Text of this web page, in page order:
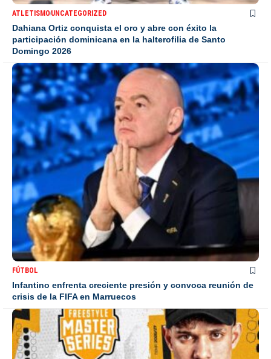
ATLETISMOUNCATEGORIZED
Dahiana Ortiz conquista el oro y abre con éxito la
participación dominicana en la halterofilia de Santo
Domingo 2026
FÚTBOL
Infantino enfrenta creciente presión y convoca reunión de
crisis de la FIFA en Marruecos